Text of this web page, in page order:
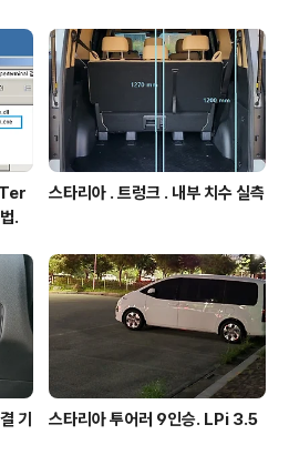
서 VC++ 비트맵 편
. 칼라 24비트로 했
Bitmap 표현하기 : h
.
스타리아 . 트렁크 . 내부 치수 실측
기
스타리아 투어러 9인승. LPi 3.5